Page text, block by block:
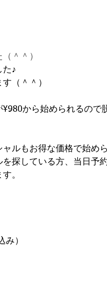
＾＾）
た♪
（＾＾）
から始められるので
ルもお得な価格で始め
探している方、当日予
。
み）
込み）